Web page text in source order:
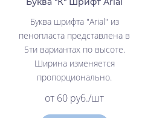
Буква шрифта "Arial" из
пенопласта представлена в
5ти вариантах по высоте.
Ширина изменяется
пропорционально.
от 60 руб./шт